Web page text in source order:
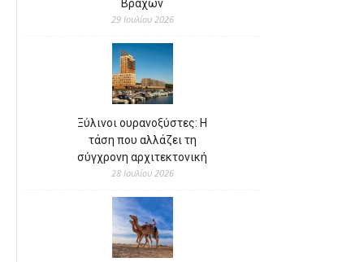
Βράχων
29 Ιουλίου 2026
Ξύλινοι ουρανοξύστες: Η
τάση που αλλάζει τη
σύγχρονη αρχιτεκτονική
28 Ιουλίου 2026